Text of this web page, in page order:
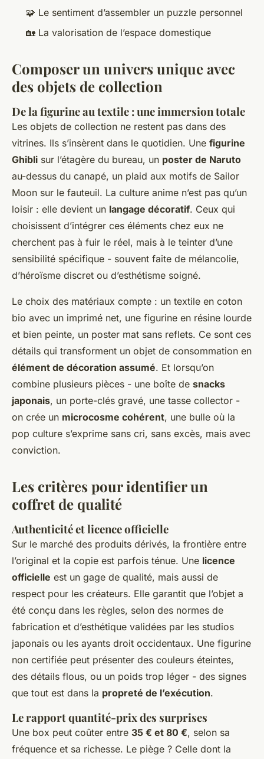
🧩 Le sentiment d’assembler un puzzle personnel
🏡 La valorisation de l’espace domestique
Composer un univers unique avec
des objets de collection
De la figurine au textile : une immersion totale
Les objets de collection ne restent pas dans des
vitrines. Ils s’insèrent dans le quotidien. Une figurine
Ghibli sur l’étagère du bureau, un poster de Naruto
au-dessus du canapé, un plaid aux motifs de Sailor
Moon sur le fauteuil. La culture anime n’est pas qu’un
loisir : elle devient un langage décoratif. Ceux qui
choisissent d’intégrer ces éléments chez eux ne
cherchent pas à fuir le réel, mais à le teinter d’une
sensibilité spécifique - souvent faite de mélancolie,
d’héroïsme discret ou d’esthétisme soigné.
Le choix des matériaux compte : un textile en coton
bio avec un imprimé net, une figurine en résine lourde
et bien peinte, un poster mat sans reflets. Ce sont ces
détails qui transforment un objet de consommation en
élément de décoration assumé. Et lorsqu’on
combine plusieurs pièces - une boîte de snacks
japonais, un porte-clés gravé, une tasse collector -
on crée un microcosme cohérent, une bulle où la
pop culture s’exprime sans cri, sans excès, mais avec
conviction.
Les critères pour identifier un
coffret de qualité
Authenticité et licence officielle
Sur le marché des produits dérivés, la frontière entre
l’original et la copie est parfois ténue. Une licence
officielle est un gage de qualité, mais aussi de
respect pour les créateurs. Elle garantit que l’objet a
été conçu dans les règles, selon des normes de
fabrication et d’esthétique validées par les studios
japonais ou les ayants droit occidentaux. Une figurine
non certifiée peut présenter des couleurs éteintes,
des détails flous, ou un poids trop léger - des signes
que tout est dans la propreté de l’exécution.
Le rapport quantité-prix des surprises
Une box peut coûter entre 35 € et 80 €, selon sa
fréquence et sa richesse. Le piège ? Celle dont la